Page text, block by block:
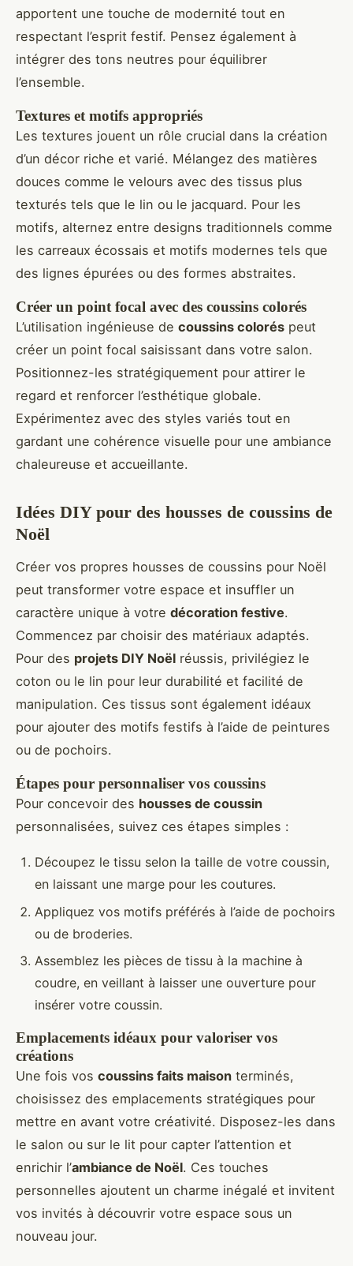
apportent une touche de modernité tout en
respectant l’esprit festif. Pensez également à
intégrer des tons neutres pour équilibrer
l’ensemble.
Textures et motifs appropriés
Les textures jouent un rôle crucial dans la création
d’un décor riche et varié. Mélangez des matières
douces comme le velours avec des tissus plus
texturés tels que le lin ou le jacquard. Pour les
motifs, alternez entre designs traditionnels comme
les carreaux écossais et motifs modernes tels que
des lignes épurées ou des formes abstraites.
Créer un point focal avec des coussins colorés
L’utilisation ingénieuse de coussins colorés peut
créer un point focal saisissant dans votre salon.
Positionnez-les stratégiquement pour attirer le
regard et renforcer l’esthétique globale.
Expérimentez avec des styles variés tout en
gardant une cohérence visuelle pour une ambiance
chaleureuse et accueillante.
Idées DIY pour des housses de coussins de
Noël
Créer vos propres housses de coussins pour Noël
peut transformer votre espace et insuffler un
caractère unique à votre décoration festive.
Commencez par choisir des matériaux adaptés.
Pour des projets DIY Noël réussis, privilégiez le
coton ou le lin pour leur durabilité et facilité de
manipulation. Ces tissus sont également idéaux
pour ajouter des motifs festifs à l’aide de peintures
ou de pochoirs.
Étapes pour personnaliser vos coussins
Pour concevoir des housses de coussin
personnalisées, suivez ces étapes simples :
Découpez le tissu selon la taille de votre coussin,
en laissant une marge pour les coutures.
Appliquez vos motifs préférés à l’aide de pochoirs
ou de broderies.
Assemblez les pièces de tissu à la machine à
coudre, en veillant à laisser une ouverture pour
insérer votre coussin.
Emplacements idéaux pour valoriser vos
créations
Une fois vos coussins faits maison terminés,
choisissez des emplacements stratégiques pour
mettre en avant votre créativité. Disposez-les dans
le salon ou sur le lit pour capter l’attention et
enrichir l’ambiance de Noël. Ces touches
personnelles ajoutent un charme inégalé et invitent
vos invités à découvrir votre espace sous un
nouveau jour.